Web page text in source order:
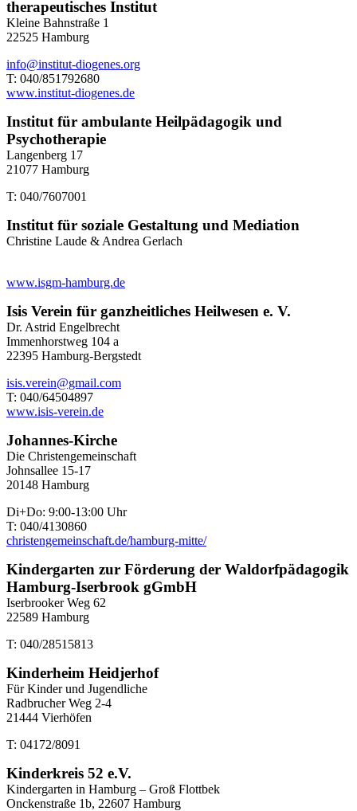
therapeutisches Institut
Kleine Bahnstraße 1
22525 Hamburg
info@institut-diogenes.org
T: 040/851792680
www.institut-diogenes.de
Institut für ambulante Heilpädagogik und
Psychotherapie
Langenberg 17
21077 Hamburg
T: 040/7607001
Institut für soziale Gestaltung und Mediation
Christine Laude & Andrea Gerlach
www.isgm-hamburg.de
Isis Verein für ganzheitliches Heilwesen e. V.
Dr. Astrid Engelbrecht
Immenhorstweg 104 a
22395 Hamburg-Bergstedt
isis.verein@gmail.com
T: 040/64504897
www.isis-verein.de
Johannes-Kirche
Die Christengemeinschaft
Johnsallee 15-17
20148 Hamburg
Di+Do: 9:00-13:00 Uhr
T: 040/4130860
christengemeinschaft.de/hamburg-mitte/
Kindergarten zur Förderung der Waldorfpädagogik
Hamburg-Iserbrook gGmbH
Iserbrooker Weg 62
22589 Hamburg
T: 040/28515813
Kinderheim Heidjerhof
Für Kinder und Jugendliche
Radbrucher Weg 2-4
21444 Vierhöfen
T: 04172/8091
Kinderkreis 52 e.V.
Kindergarten in Hamburg – Groß Flottbek
Onckenstraße 1b, 22607 Hamburg